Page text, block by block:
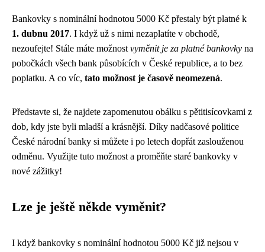
Bankovky s nominální hodnotou 5000 Kč přestaly být platné k
1. dubnu 2017. I když už s nimi nezaplatíte v obchodě,
nezoufejte! Stále máte možnost vyměnit je za platné bankovky na
pobočkách všech bank působících v České republice, a to bez
poplatku. A co víc, tato možnost je časově neomezená.
Představte si, že najdete zapomenutou obálku s pětitisícovkami z
dob, kdy jste byli mladší a krásnější. Díky nadčasové politice
České národní banky si můžete i po letech dopřát zaslouženou
odměnu. Využijte tuto možnost a proměňte staré bankovky v
nové zážitky!
Lze je ještě někde vyměnit?
I když bankovky s nominální hodnotou 5000 Kč již nejsou v